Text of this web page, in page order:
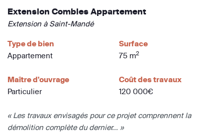
Extension Combles Appartement
Extension à Saint-Mandé
Type de bien
Appartement
Surface
75 m2
Maître d'ouvrage
Particulier
Coût des travaux
120 000€
« Les travaux envisagés pour ce projet comprennent la
démolition complète du dernier... »